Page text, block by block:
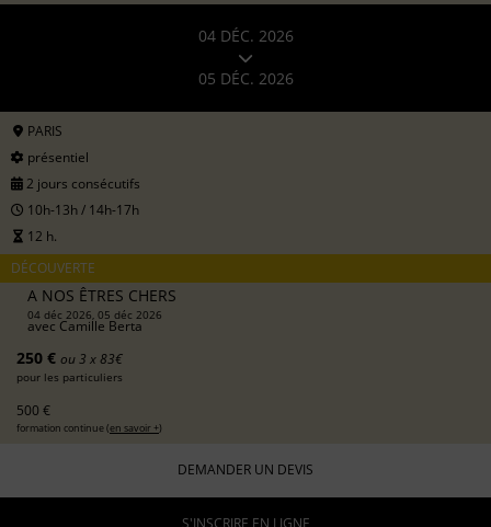
04 DÉC. 2026
05 DÉC. 2026
PARIS
présentiel
2 jours consécutifs
10h-13h / 14h-17h
12 h.
DÉCOUVERTE
A NOS ÊTRES CHERS
04 déc 2026, 05 déc 2026
avec Camille Berta
250 € ou 3 x 83€
pour les particuliers
500 €
formation continue (en savoir +)
DEMANDER UN DEVIS